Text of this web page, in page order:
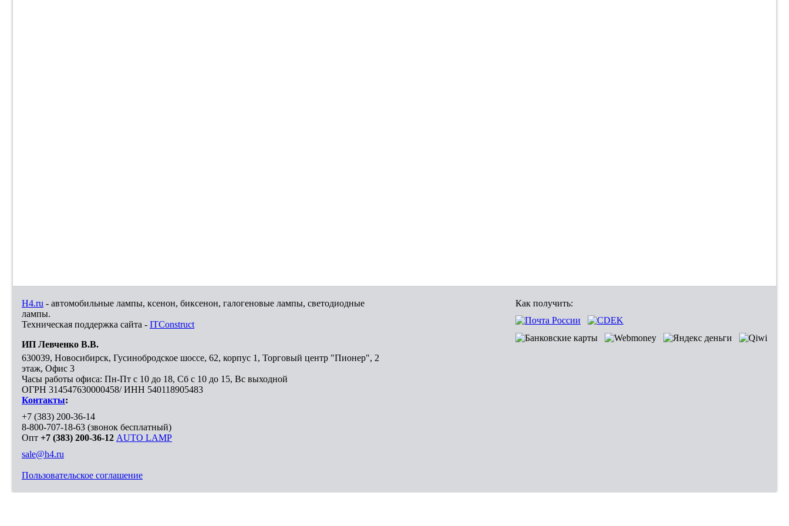
H4.ru - автомобильные лампы, ксенон, биксенон, галогеновые лампы, светодиодные
лампы.
Техническая поддержка сайта - ITConstruct
ИП Левченко В.В.
630039, Новосибирск, Гусинобродское шоссе, 62, корпус 1, Торговый центр "Пионер", 2
этаж, Офис 3
Часы работы офиса: Пн-Пт с 10 до 18, Сб с 10 до 15, Вс выходной
ОГРН 314547630000458/ ИНН 540118905483
Контакты:
+7 (383) 200-36-14
8-800-707-18-63 (звонок бесплатный)
Опт +7 (383) 200-36-12 AUTO LAMP
sale@h4.ru
Пользовательское соглашение
Как получить: